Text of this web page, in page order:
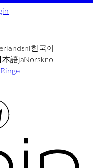
nl한국어
本語jaNorskno